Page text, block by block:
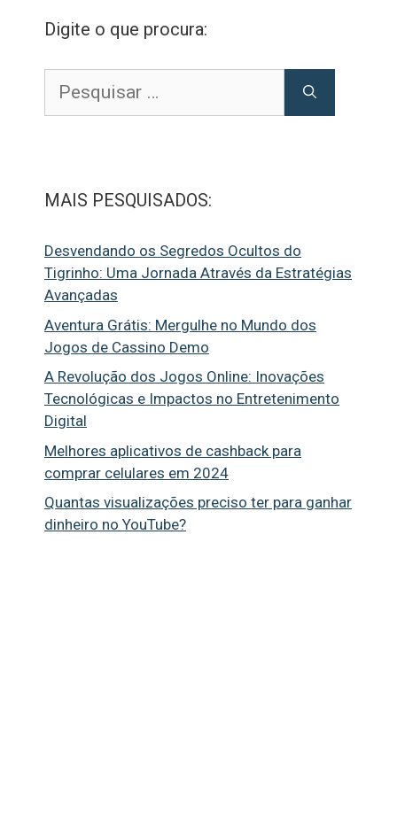
Digite o que procura:
por:
MAIS PESQUISADOS:
Desvendando os Segredos Ocultos do
Tigrinho: Uma Jornada Através da Estratégias
Avançadas
Aventura Grátis: Mergulhe no Mundo dos
Jogos de Cassino Demo
A Revolução dos Jogos Online: Inovações
Tecnológicas e Impactos no Entretenimento
Digital
Melhores aplicativos de cashback para
comprar celulares em 2024
Quantas visualizações preciso ter para ganhar
dinheiro no YouTube?